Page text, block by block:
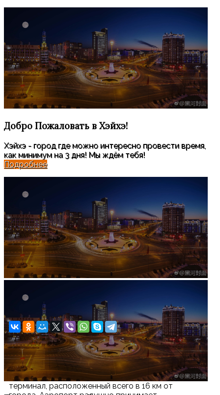
Добро Пожаловать в Хэйхэ!
Хэйхэ - город где можно интересно провести время,
как минимум на 3 дня! Мы ждём тебя!
Подробнее
Увеличить изображение
Аэропорт города Хэйхэ
Аэропорт города Хэйхэ
Аэропорт Хэйхэ — уютный одноэтажный
терминал, расположенный всего в 16 км от